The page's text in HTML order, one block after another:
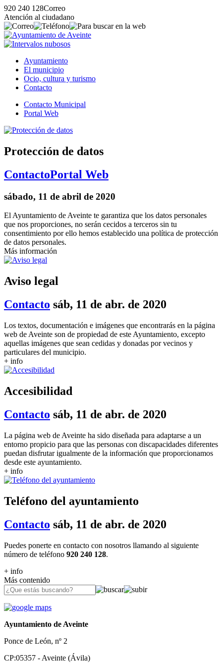
920 240 128Correo
Atención al ciudadano
Ayuntamiento
El municipio
Ocio, cultura y turismo
Contacto
Contacto Municipal
Portal Web
Protección de datos
ContactoPortal Web
sábado, 11 de abril de 2020
El Ayuntamiento de Aveinte te garantiza que los datos personales
que nos proporciones, no serán cecidos a terceros sin tu
consentimiento por ello hemos establecido una política de protección
de datos personales.
Más información
Aviso legal
Contacto sáb, 11 de abr. de 2020
Los textos, documentación e imágenes que encontrarás en la página
web de Aveinte son de propiedad de este Ayuntamiento, excepto
aquellas imágenes que sean cedidas y donadas por vecinos y
particulares del municipio.
+ info
Accesibilidad
Contacto sáb, 11 de abr. de 2020
La página web de Aveinte ha sido diseñada para adaptarse a un
entorno propicio para que las personas con discapacidades diferentes
puedan disfrutar igualmente de la información que proporcionamos
desde este ayuntamiento.
+ info
Teléfono del ayuntamiento
Contacto sáb, 11 de abr. de 2020
Puedes ponerte en contacto con nosotros llamando al siguiente
número de teléfono 920 240 128.
+ info
Más contenido
Ayuntamiento de Aveinte
Ponce de León, nº 2
CP:05357 - Aveinte (Ávila)